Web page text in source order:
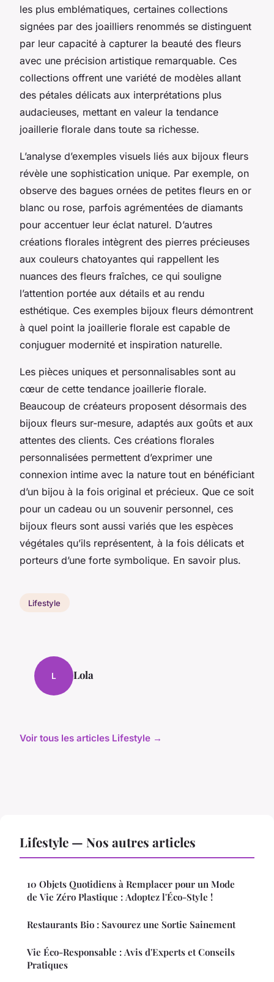
les plus emblématiques, certaines collections
signées par des joailliers renommés se distinguent
par leur capacité à capturer la beauté des fleurs
avec une précision artistique remarquable. Ces
collections offrent une variété de modèles allant
des pétales délicats aux interprétations plus
audacieuses, mettant en valeur la tendance
joaillerie florale dans toute sa richesse.
L’analyse d’exemples visuels liés aux bijoux fleurs
révèle une sophistication unique. Par exemple, on
observe des bagues ornées de petites fleurs en or
blanc ou rose, parfois agrémentées de diamants
pour accentuer leur éclat naturel. D’autres
créations florales intègrent des pierres précieuses
aux couleurs chatoyantes qui rappellent les
nuances des fleurs fraîches, ce qui souligne
l’attention portée aux détails et au rendu
esthétique. Ces exemples bijoux fleurs démontrent
à quel point la joaillerie florale est capable de
conjuguer modernité et inspiration naturelle.
Les pièces uniques et personnalisables sont au
cœur de cette tendance joaillerie florale.
Beaucoup de créateurs proposent désormais des
bijoux fleurs sur-mesure, adaptés aux goûts et aux
attentes des clients. Ces créations florales
personnalisées permettent d’exprimer une
connexion intime avec la nature tout en bénéficiant
d’un bijou à la fois original et précieux. Que ce soit
pour un cadeau ou un souvenir personnel, ces
bijoux fleurs sont aussi variés que les espèces
végétales qu’ils représentent, à la fois délicats et
porteurs d’une forte symbolique. En savoir plus.
Lifestyle
L Lola
Voir tous les articles Lifestyle →
Lifestyle — Nos autres articles
10 Objets Quotidiens à Remplacer pour un Mode
de Vie Zéro Plastique : Adoptez l'Éco-Style !
Restaurants Bio : Savourez une Sortie Sainement
Vie Éco-Responsable : Avis d'Experts et Conseils
Pratiques